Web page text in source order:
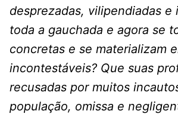
desprezadas, vilipendiadas e
toda a gauchada e agora se
concretas e se materializam
incontestáveis? Que suas
recusadas por muitos
população, omissa e